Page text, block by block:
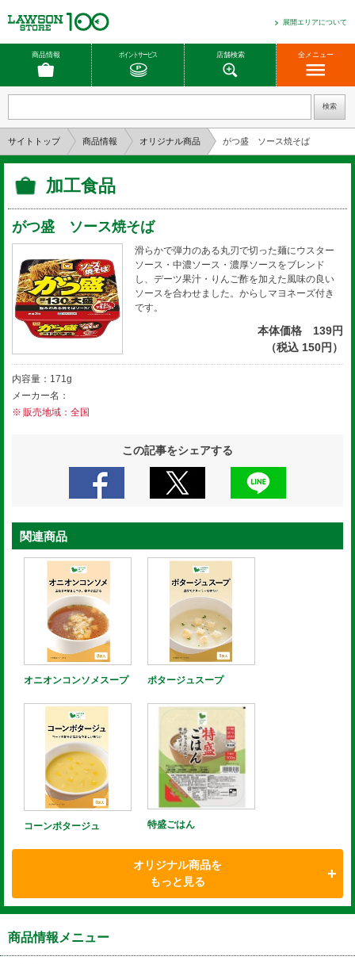
展開エリアについて
商品情報 ポイントサービス 店舗検索 全メニュー
サイトトップ 商品情報 オリジナル商品 がつ盛 ソース焼そば
加工食品
がつ盛 ソース焼そば
滑らかで弾力のある丸刃で切った麺にウスター
ソース・中濃ソース・濃厚ソースをブレンド
し、デーツ果汁・りんご酢を加えた風味の良い
ソースを合わせました。からしマヨネーズ付き
です。
本体価格 139円
（税込 150円）
内容量：171g
メーカー名：
販売地域：全国
この記事をシェアする
関連商品
オニオンコンソメスープ ポタージュスープ
コーンポタージュ 特盛ごはん
オリジナル商品を
もっと見る
商品情報メニュー